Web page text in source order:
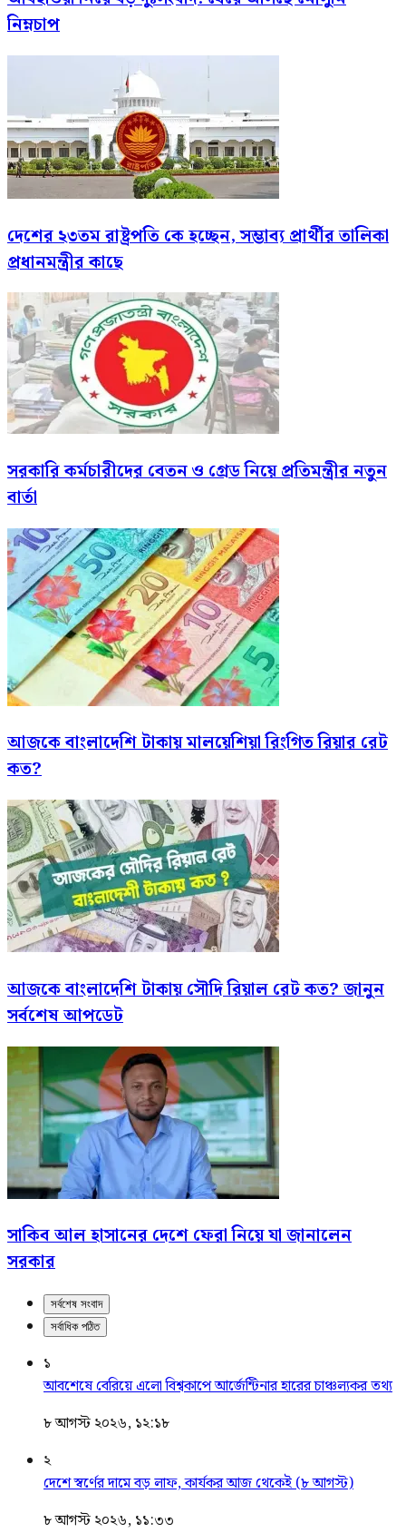
নিম্নচাপ
দেশের ২৩তম রাষ্ট্রপতি কে হচ্ছেন, সম্ভাব্য প্রার্থীর তালিকা
প্রধানমন্ত্রীর কাছে
সরকারি কর্মচারীদের বেতন ও গ্রেড নিয়ে প্রতিমন্ত্রীর নতুন
বার্তা
আজকে বাংলাদেশি টাকায় মালয়েশিয়া রিংগিত রিয়ার রেট
কত?
আজকে বাংলাদেশি টাকায় সৌদি রিয়াল রেট কত? জানুন
সর্বশেষ আপডেট
সাকিব আল হাসানের দেশে ফেরা নিয়ে যা জানালেন
সরকার
সর্বশেষ সংবাদ
সর্বাধিক পঠিত
১
আবশেষে বেরিয়ে এলো বিশ্বকাপে আর্জেন্টিনার হারের চাঞ্চল্যকর তথ্য
৮ আগস্ট ২০২৬, ১২:১৮
২
দেশে স্বর্ণের দামে বড় লাফ, কার্যকর আজ থেকেই (৮ আগস্ট)
৮ আগস্ট ২০২৬, ১১:৩৩